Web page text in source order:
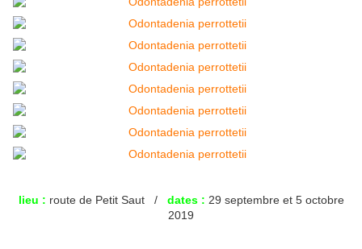
lieu : route de Petit Saut / dates : 29 septembre et 5 octobre
2019